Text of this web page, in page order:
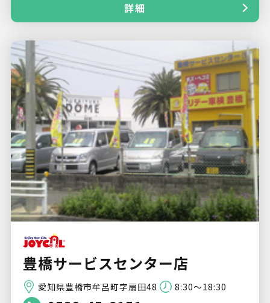
詳細
豊橋サービスセンター店
愛知県豊橋市牟呂町字扇田48 8:30～18:30